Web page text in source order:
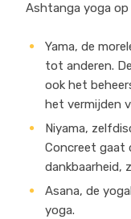
Ashtanga yoga
Yama, de
tot anderen.
ook het
het vermijden
Niyama,
Concreet gaat
dankbaarheid,
Asana, de
yoga.